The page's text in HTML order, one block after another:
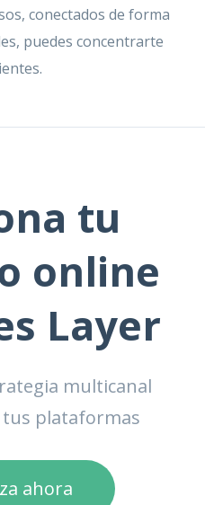
conectados de forma
puedes concentrarte
tu
online
Layer
multicanal
tus plataformas
ahora